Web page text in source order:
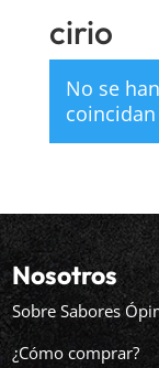
cirio
No se
Nosotros
Sobre Sabores
¿Cómo comprar?